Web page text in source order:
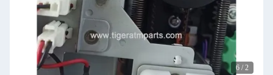
2
/
6